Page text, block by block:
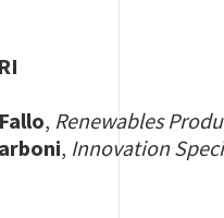
, Renewables
, Innovation